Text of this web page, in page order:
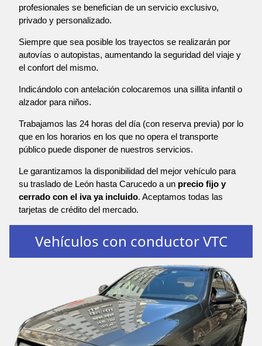
profesionales se benefician de un servicio exclusivo,
privado y personalizado.
Siempre que sea posible los trayectos se realizarán por
autovías o autopistas, aumentando la seguridad del viaje y
el confort del mismo.
Indicándolo con antelación colocaremos una sillita infantil o
alzador para niños.
Trabajamos las 24 horas del día (con reserva previa) por lo
que en los horarios en los que no opera el transporte
público puede disponer de nuestros servicios.
Le garantizamos la disponibilidad del mejor vehículo para
su traslado de León hasta Carucedo a un precio fijo y
cerrado con el iva ya incluido. Aceptamos todas las
tarjetas de crédito del mercado.
Vehículos con conductor VTC